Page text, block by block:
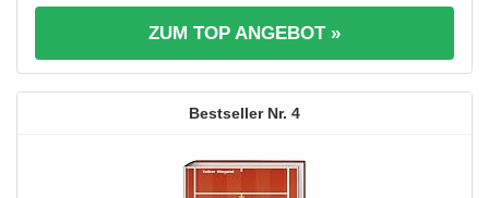
ZUM TOP ANGEBOT »
4